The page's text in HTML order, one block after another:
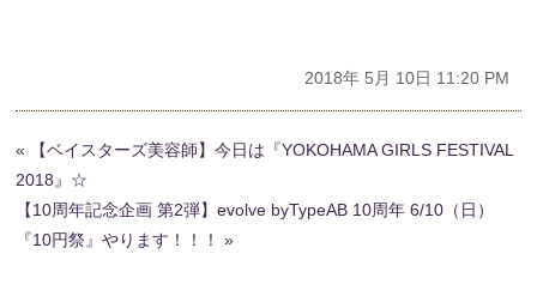
2018年 5月 10日 11:20 PM
«
【ベイスターズ美容師】今日は『YOKOHAMA GIRLS FESTIVAL
2018』☆
【10周年記念企画 第2弾】evolve byTypeAB 10周年 6/10（日）
『10円祭』やります！！！
»